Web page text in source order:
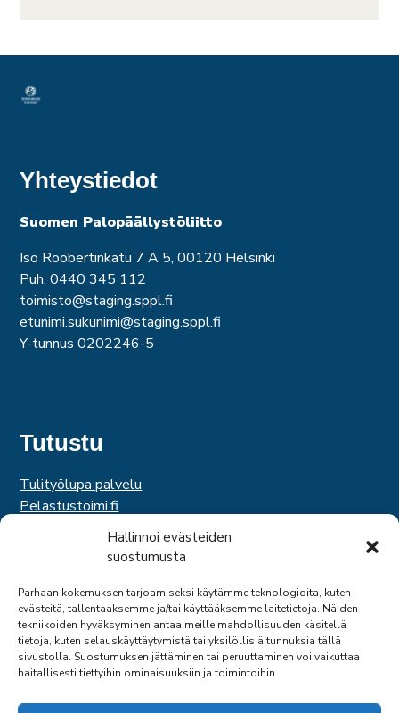
Hallinnoi evästeiden
suostumusta
Parhaan kokemuksen tarjoamiseksi käytämme teknologioita, kuten
evästeitä, tallentaaksemme ja/tai käyttääksemme laitetietoja. Näiden
tekniikoiden hyväksyminen antaa meille mahdollisuuden käsitellä
tietoja, kuten selauskäyttäytymistä tai yksilöllisiä tunnuksia tällä
sivustolla. Suostumuksen jättäminen tai peruuttaminen voi vaikuttaa
haitallisesti tiettyihin ominaisuuksiin ja toimintoihin.
Yhteystiedot
Suomen Palopäällystöliitto
Iso Roobertinkatu 7 A 5, 00120 Helsinki
Puh. 0440 345 112
toimisto@staging.sppl.fi
etunimi.sukunimi@staging.sppl.fi
Y-tunnus 0202246-5
Tutustu
Tulityölupa palvelu
Pelastustoimi.fi
Hätäkeskuslaitos
Palosuojelurahasto
Suomen Pelastusalan Keskusjärjestö
SPEK
Federation of EUropean Fire Officers